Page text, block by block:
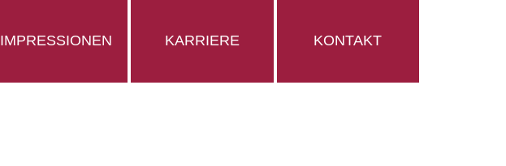
IMPRESSIONEN KARRIERE KONTAKT